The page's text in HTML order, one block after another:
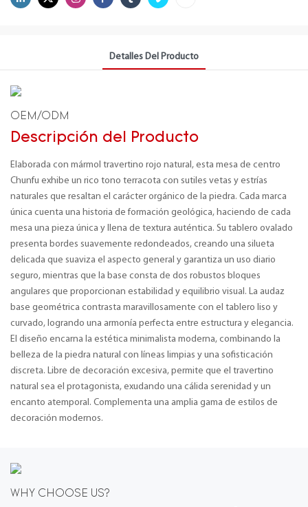
Detalles Del Producto
OEM/ODM
Descripción del Producto
Elaborada con mármol travertino rojo natural, esta mesa de centro
Chunfu exhibe un rico tono terracota con sutiles vetas y estrías
naturales que resaltan el carácter orgánico de la piedra. Cada marca
única cuenta una historia de formación geológica, haciendo de cada
mesa una pieza única y llena de textura auténtica. Su tablero ovalado
presenta bordes suavemente redondeados, creando una silueta
delicada que suaviza el aspecto general y garantiza un uso diario
seguro, mientras que la base consta de dos robustos bloques
angulares que proporcionan estabilidad y equilibrio visual. La audaz
base geométrica contrasta maravillosamente con el tablero liso y
curvado, logrando una armonía perfecta entre estructura y elegancia.
El diseño encarna la estética minimalista moderna, combinando la
belleza de la piedra natural con líneas limpias y una sofisticación
discreta. Libre de decoración excesiva, permite que el travertino
natural sea el protagonista, exudando una cálida serenidad y un
encanto atemporal. Complementa una amplia gama de estilos de
decoración modernos.
WHY CHOOSE US?